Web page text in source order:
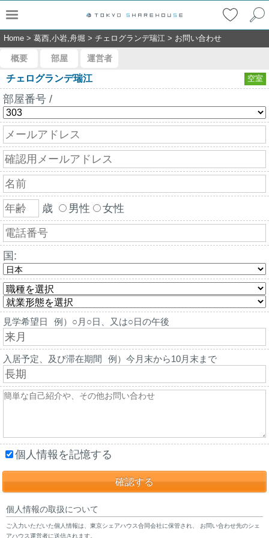
Home > 葛西,小岩,舟堀 > チェログランデ瑞江 > お問い合わせ
概要 部屋 運営者
チェログランデ瑞江 空室
部屋番号 /
歳 男性 女性
国:
見学希望日 例）○月○日、又は○日の午後
入居予定、及び滞在期間 例）今月末から10月末まで
個人情報を記憶する
個人情報の取扱について
ご入力いただいた個人情報は、東京シェアハウス合同会社に保管され、 お問い合わせ先のシェ
アハウス運営者に送信されます。